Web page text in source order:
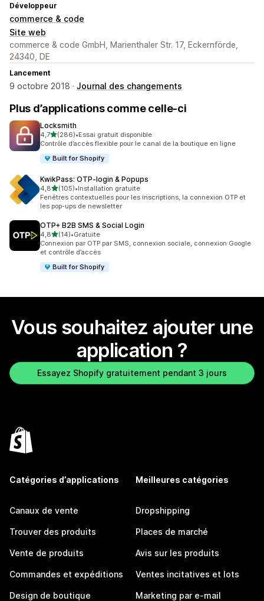
Développeur
commerce & code
Site web
commerce & code GmbH, Marienthaler Str. 17, Eckernförde,
24340, DE
Lancement
9 octobre 2018 · Journal des changements
Plus d’applications comme celle-ci
Locksmith
4,7étoile(s) sur 5
(286)
286 avis au total
•Essai gratuit disponible
Contrôle d’accès flexible pour le canal de la boutique en ligne
Built for Shopify
KwikPass: OTP‑login & Popups
4,8étoile(s) sur 5
(105)
105 avis au total
•Installation gratuite
Fenêtres contextuelles pour les inscriptions, la connexion OTP et
les pop-ups de newsletter
OTP+ B2B SMS & Social Login
4,8étoile(s) sur 5
(14)
14 avis au total
•Gratuite
Connexion par OTP par SMS, connexion sociale, connexion Google
et contrôle d’accès
Built for Shopify
Vous souhaitez ajouter une
application ?
Essayez Shopify gratuitement pendant 3 jours
Catégories d’applications
Canaux de vente
Trouver des produits
Vente de produits
Commandes et expéditions
Design de boutique
Meilleures catégories
Dropshipping
Places de marché
Avis sur les produits
Ventes incitatives et lots
Marketing par e-mail